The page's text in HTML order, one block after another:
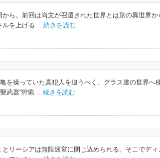
ら。前回は尚文が召還された世界とは別の異世界
ルを上げる …続きを読む
を操っていた真犯人を追うべく、グラス達の世界へ
武器“狩猟 …続きを読む
リーシアは無限迷宮に閉じ込められる。そこでデ